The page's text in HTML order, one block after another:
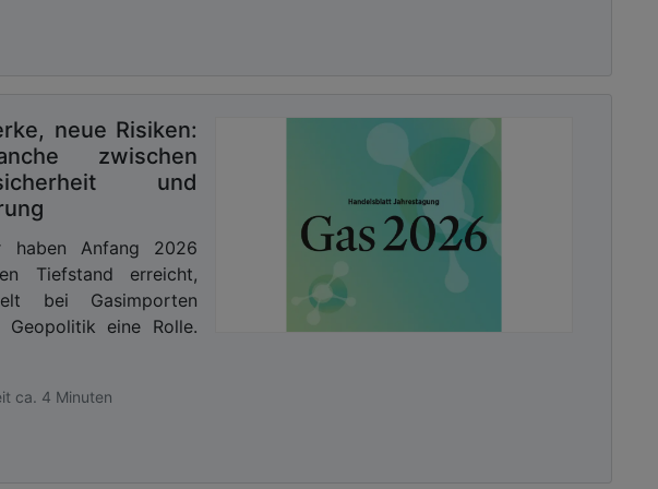
des Verbraucherzentrale Bundesverbands. Demnach lag der
für Fernwärme im April 2025 bei 17 Cent pro Kilowattstunde
vor allem mit fossilen Brennstoffen erzeugten Fernwärme.
in Deutschland:
nutzen derzeit rund 40 Tiefengeothermie-Anlagen die Energie aus
Heißes Wasser aus mehreren Kilometern Tiefe wird dabei zur
von Wärme und Strom genutzt. Die besten Bedingungen für
Technologie bieten sich hierzulande im Norddeutschen Becken, im
in Südbayern.
Anlagen, die Wärme aus Tiefengeothermie liefern:
Kirchweidach (2 Anlagen, seit 2013 und 2024).
Poing (seit 2009).
neue Risiken:
zwischen
und
haben Anfang 2026
Tiefstand erreicht,
bei Gasimporten
eine Rolle.
ca. 4 Minuten